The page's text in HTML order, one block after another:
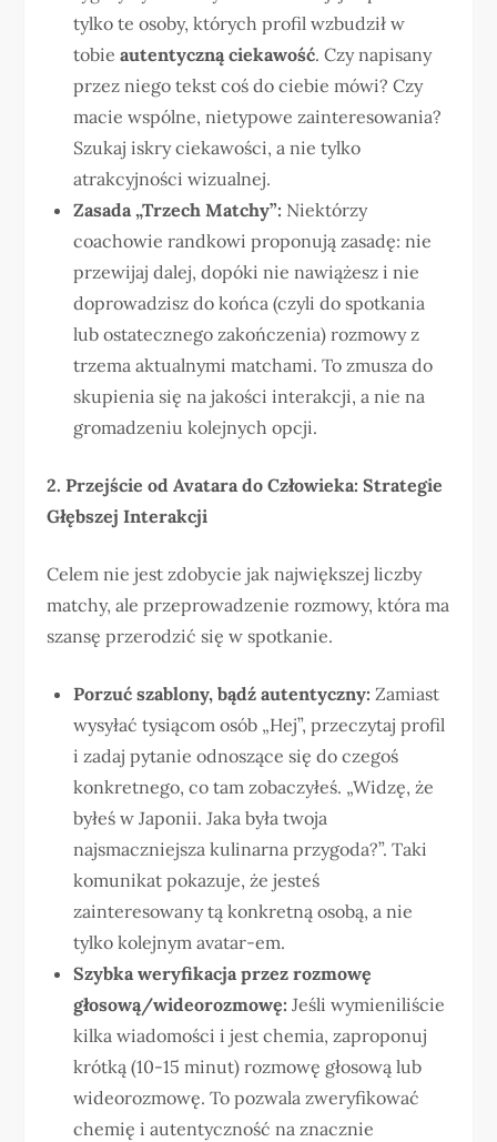
tylko te osoby, których profil wzbudził w
tobieautentyczną ciekawość. Czy napisany
przez niego tekst coś do ciebie mówi? Czy
macie wspólne, nietypowe zainteresowania?
Szukaj iskry ciekawości, a nie tylko
atrakcyjności wizualnej.
Zasada „Trzech Matchy”: Niektórzy
coachowie randkowi proponują zasadę: nie
przewijaj dalej, dopóki nie nawiążesz i nie
doprowadzisz do końca (czyli do spotkania
lub ostatecznego zakończenia) rozmowy z
trzema aktualnymi matchami. To zmusza do
skupienia się na jakości interakcji, a nie na
gromadzeniu kolejnych opcji.
2. Przejście od Avatara do Człowieka: Strategie
Głębszej Interakcji
Celem nie jest zdobycie jak największej liczby
matchy, ale przeprowadzenie rozmowy, która ma
szansę przerodzić się w spotkanie.
Porzuć szablony, bądź autentyczny: Zamiast
wysyłać tysiącom osób „Hej”, przeczytaj profil
i zadaj pytanie odnoszące się do czegoś
konkretnego, co tam zobaczyłeś. „Widzę, że
byłeś w Japonii. Jaka była twoja
najsmaczniejsza kulinarna przygoda?”. Taki
komunikat pokazuje, że jesteś
zainteresowany tą konkretną osobą, a nie
tylko kolejnym avatar-em.
Szybka weryfikacja przez rozmowę
głosową/wideorozmowę: Jeśli wymieniliście
kilka wiadomości i jest chemia, zaproponuj
krótką (10-15 minut) rozmowę głosową lub
wideorozmowę. To pozwala zweryfikować
chemię i autentyczność na znacznie